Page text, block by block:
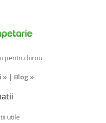
pentru birou
» | Blog »
utile